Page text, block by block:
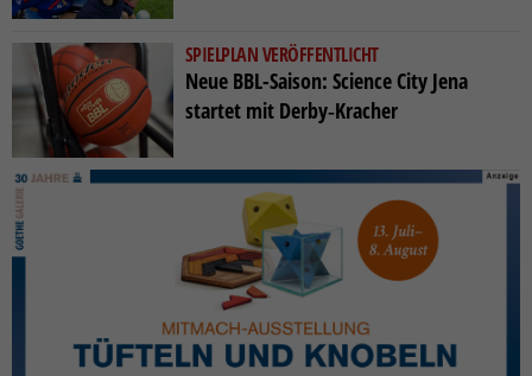
SPIELPLAN VERÖFFENTLICHT
Neue BBL-Saison: Science City Jena
startet mit Derby‑Kracher